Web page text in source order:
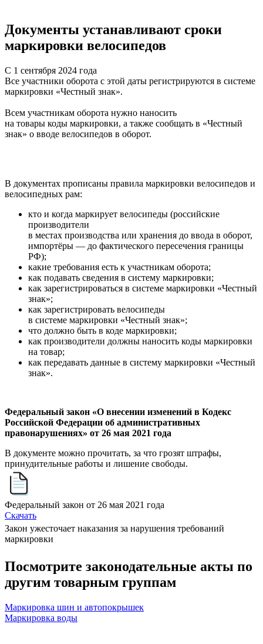
Документы устанавливают сроки
маркировки велосипедов
С 1 сентября 2024 года
Все участники оборота с этой даты регистрируются в системе
маркировки «Честный знак».
Всем участникам оборота нужно наносить
на товары коды маркировки, а также сообщать в «Честный
знак» о вводе велосипедов в оборот.
В документах прописаны правила маркировки велосипедов и
велосипедных рам:
кто и когда маркирует велосипеды (российские
производители
в местах производства или хранения до ввода в оборот,
импортёры — до фактического пересечения границы
РФ);
какие требования есть к участникам оборота;
как подавать сведения в систему маркировки;
как зарегистрироваться в системе маркировки «Честный
знак»;
как зарегистрировать велосипеды
в системе маркировки «Честный знак»;
что должно быть в коде маркировки;
как производители должны наносить коды маркировки
на товар;
как передавать данные в систему маркировки «Честный
знак».
Федеральный закон «О внесении изменений в Кодекс
Российской Федерации об административных
правонарушениях» от 26 мая 2021 года
В документе можно прочитать, за что грозят штрафы,
принудительные работы и лишение свободы.
Федеральный закон от 26 мая 2021 года
Скачать
Закон ужесточает наказания за нарушения требований
маркировки
Посмотрите законодательные акты по
другим товарным группам
Маркировка шин и автопокрышек
Маркировка воды